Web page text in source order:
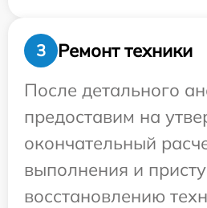
3
Ремонт техники
После детального
предоставим на
окончательный
выполнения и
восстановлению